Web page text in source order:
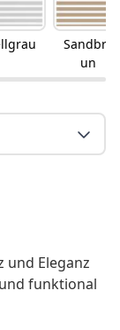
Sandbra
un
und Eleganz
funktional